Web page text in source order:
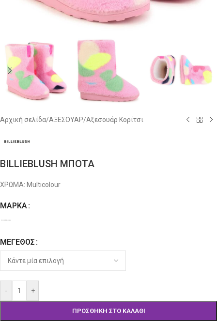
Αρχική σελίδα/ΑΞΕΣΟΥΑΡ/Αξεσουάρ Κορίτσι
BILLIEBLUSH ΜΠΟΤΑ
ΧΡΩΜΑ: Multicolour
ΜΆΡΚΑ
ΜΈΓΕΘΟΣ
- +
ΠΡΟΣΘΉΚΗ ΣΤΟ ΚΑΛΆΘΙ
Alternative: